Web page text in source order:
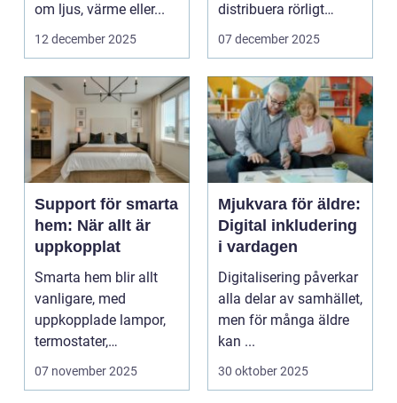
om ljus, värme eller...
12 december 2025
distribuera rörligt
innehåll som fö...
07 december 2025
Support för smarta
hem: När allt är
uppkopplat
Smarta hem blir allt
vanligare, med
uppkopplade lampor,
termostater,
säkerhetskameror och
07 november 2025
Mjukvara för äldre:
Digital inkludering
i vardagen
Digitalisering påverkar
alla delar av samhället,
men för många äldre
kan ...
30 oktober 2025